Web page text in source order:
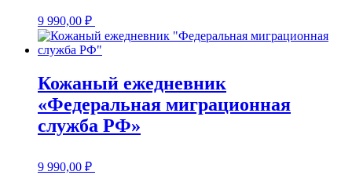
9 990,00 ₽
Кожаный ежедневник
«Федеральная миграционная
служба РФ»
9 990,00 ₽